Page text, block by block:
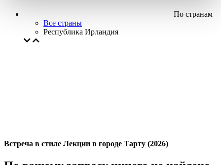
По странам
Все страны
Республика Ирландия
Встреча в стиле Лекции в городе Тарту (2026)